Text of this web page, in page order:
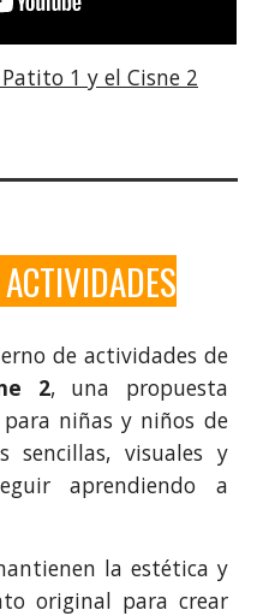
1 y el Cisne 2
de actividades de
2, una propuesta
niñas y niños de
sencillas, visuales y
aprendiendo a
la estética y
original para crear